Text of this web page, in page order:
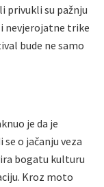
privukli su pažnju
nevjerojatne trike
bude ne samo
je da je
o jačanju veza
bogatu kulturu
Kroz moto